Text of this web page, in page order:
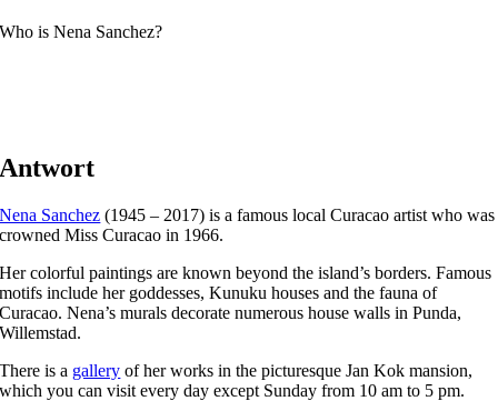
Who is Nena Sanchez?
Antwort
Nena Sanchez (1945 – 2017) is a famous local Curacao artist who was
crowned Miss Curacao in 1966.
Her colorful paintings are known beyond the island’s borders. Famous
motifs include her goddesses, Kunuku houses and the fauna of
Curacao. Nena’s murals decorate numerous house walls in Punda,
Willemstad.
There is a gallery of her works in the picturesque Jan Kok mansion,
which you can visit every day except Sunday from 10 am to 5 pm.